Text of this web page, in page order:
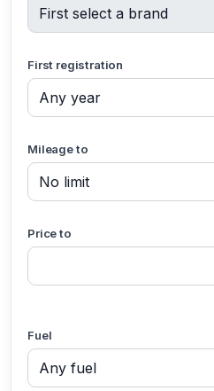
First registration
Mileage to
Price to
Fuel